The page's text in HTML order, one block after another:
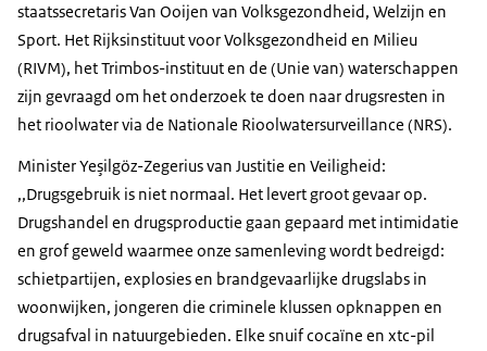
staatssecretaris Van Ooijen van Volksgezondheid, Welzijn en
Sport. Het Rijksinstituut voor Volksgezondheid en Milieu
(RIVM), het Trimbos-instituut en de (Unie van) waterschappen
zijn gevraagd om het onderzoek te doen naar drugsresten in
het rioolwater via de Nationale Rioolwatersurveillance (NRS).
Minister Yeşilgöz-Zegerius van Justitie en Veiligheid:
,,Drugsgebruik is niet normaal. Het levert groot gevaar op.
Drugshandel en drugsproductie gaan gepaard met intimidatie
en grof geweld waarmee onze samenleving wordt bedreigd:
schietpartijen, explosies en brandgevaarlijke drugslabs in
woonwijken, jongeren die criminele klussen opknappen en
drugsafval in natuurgebieden. Elke snuif cocaïne en xtc-pil